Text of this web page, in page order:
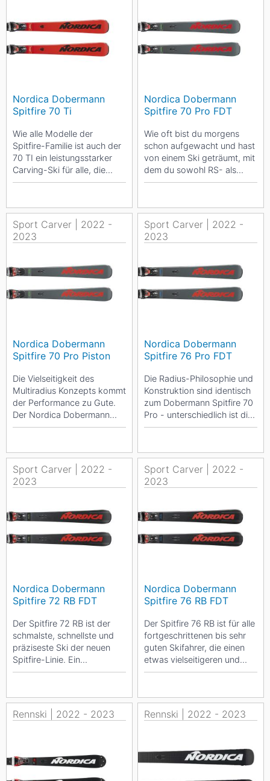
Nordica Dobermann
Spitfire 70 Ti
Wie alle Modelle der
Spitfire-Familie ist auch der
70 TI ein leistungsstarker
Carving-Ski für alle, die
gerne auf Pisten fahren. Weil
Nordica Dobermann
Spitfire 70 Pro FDT
Wie oft bist du morgens
schon aufgewacht und hast
von einem Ski geträumt, mit
dem du sowohl RS- als
auch SL-Schwünge ziehen
Sport Carver | 2022 -
2023
Nordica Dobermann
Spitfire 70 Pro Piston
Die Vielseitigkeit des
Multiradius Konzepts kommt
der Performance zu Gute.
Der Nordica Dobermann
Spitfire 70 Pro Piston ist ein
Sport Carver | 2022 -
2023
Nordica Dobermann
Spitfire 76 Pro FDT
Die Radius-Philosophie und
Konstruktion sind identisch
zum Dobermann Spitfire 70
Pro - unterschiedlich ist die
etwas breitere Taillierung.
Sport Carver | 2022 -
2023
Nordica Dobermann
Spitfire 72 RB FDT
Der Spitfire 72 RB ist der
schmalste, schnellste und
präziseste Ski der neuen
Spitfire-Linie. Ein
rennambitionierten Ski, der
Sport Carver | 2022 -
2023
Nordica Dobermann
Spitfire 76 RB FDT
Der Spitfire 76 RB ist für alle
fortgeschrittenen bis sehr
guten Skifahrer, die einen
etwas vielseitigeren und
fehlerverzeihenden Carving-
Rennski | 2022 - 2023 Rennski | 2022 - 2023